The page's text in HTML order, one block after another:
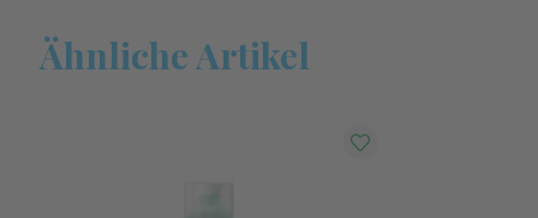
Ähnliche Artikel